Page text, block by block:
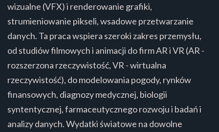
wizualne (VFX) i renderowanie grafiki,
strumieniowanie pikseli, wsadowe przetwarzanie
danych. Ta praca wspiera szeroki zakres przemysłu,
od studiów filmowych i animacji do firm AR i VR (AR -
rozszerzona rzeczywistość, VR - wirtualna
rzeczywistość), do modelowania pogody, rynków
finansowych, diagnozy medycznej, biologii
syntentycznej, farmaceutycznego rozwoju i badań i
analizy danych. Wydatki światowe na dowolne